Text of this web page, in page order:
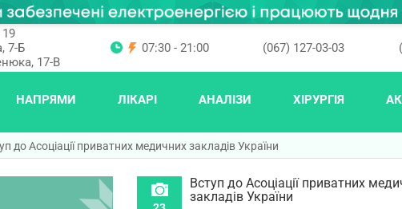
7-Б
17-В
07:30 - 21:00 (067) 127-03-03
НАПРЯМИ ЛІКАРІ АНАЛІЗИ ХІРУРГІЯ
до Асоціації приватних медичних закладів України
Вступ до Асоціації приватних
закладів України